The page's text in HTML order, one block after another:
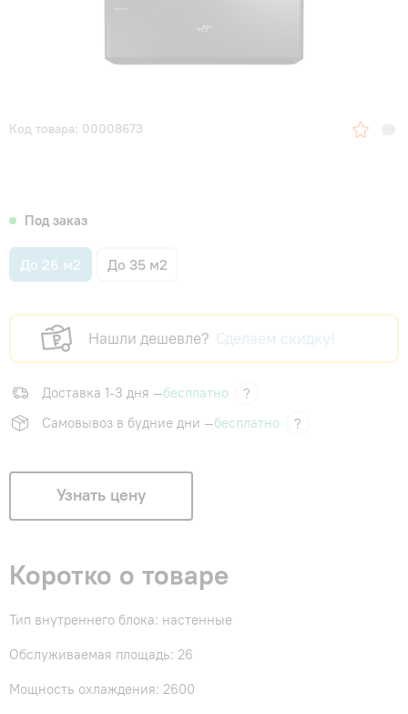
Код товара: 00008673
Под заказ
До 26 м2 До 35 м2
Нашли дешевле? Сделаем скидку!
Доставка 1-3 дня —бесплатно
?
Самовывоз в будние дни —бесплатно ?
Узнать цену
Коротко о товаре
Тип внутреннего блока: настенные
Обслуживаемая площадь: 26
Мощность охлаждения: 2600